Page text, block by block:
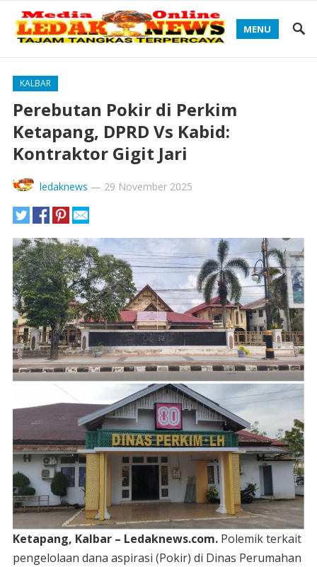
MENU
KALBAR
Perebutan Pokir di Perkim
Ketapang, DPRD Vs Kabid:
Kontraktor Gigit Jari
ledaknews — 29 November 2025
Ketapang, Kalbar – Ledaknews.com.Polemik terkait
pengelolaan dana aspirasi (Pokir) di Dinas Perumahan